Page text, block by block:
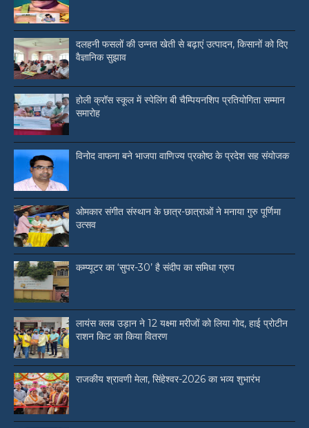
दलहनी फसलों की उन्नत खेती से बढ़ाएं उत्पादन, किसानों को दिए
वैज्ञानिक सुझाव
होली क्रॉस स्कूल में स्पेलिंग बी चैम्पियनशिप प्रतियोगिता सम्मान
समारोह
विनोद वाफना बने भाजपा वाणिज्य प्रकोष्ठ के प्रदेश सह संयोजक
ओमकार संगीत संस्थान के छात्र-छात्राओं ने मनाया गुरु पूर्णिमा
उत्सव
कम्प्यूटर का ‘सुपर-30’ है संदीप का समिधा ग्रुप
लायंस क्लब उड़ान ने 12 यक्ष्मा मरीजों को लिया गोद, हाई प्रोटीन
राशन किट का किया वितरण
राजकीय श्रावणी मेला, सिंहेश्वर-2026 का भव्य शुभारंभ